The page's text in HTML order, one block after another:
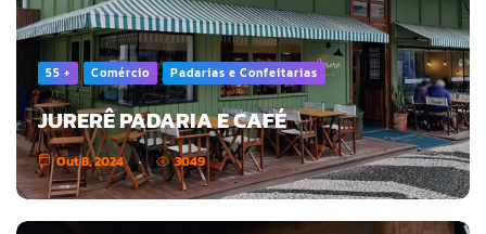
55 + Comércio Padarias e Confeitarias
JURERÊ PADARIA E CAFÉ
Out 8, 2024 3049